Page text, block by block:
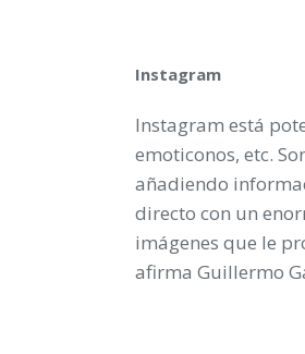
Instagram
Instagram está
emoticonos, etc.
añadiendo
directo con un
imágenes que le
afirma Guillermo